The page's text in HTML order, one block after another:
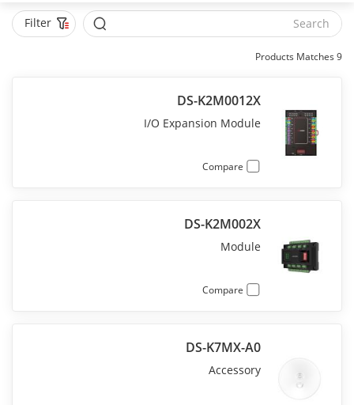
Filter
9
DS-K2M0012X
I/O Expansion Module
Compare
DS-K2M002X
Module
Compare
DS-K7MX-A0
Accessory